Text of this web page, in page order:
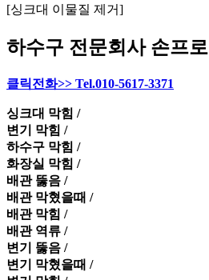
[싱크대 이물질 제거]
하수구 전문회사 손프로
클릭전화>> Tel.010-5617-3371
싱크대 막힘 /
변기 막힘 /
하수구 막힘 /
화장실 막힘 /
배관 뚫음 /
배관 막혔을때 /
배관 막힘 /
배관 역류 /
변기 뚫음 /
변기 막혔을때 /